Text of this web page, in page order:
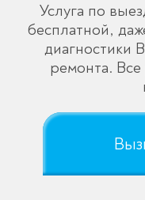
Услуга по
бесплатной,
диагностики
ремонта.